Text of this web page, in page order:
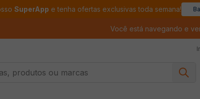
SuperApp e tenha ofertas exclusivas toda semana!
Você está navegando e